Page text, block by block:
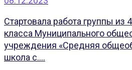
Стартовала работа группы из
класса Муниципального
учреждения «Средняя
школа с....